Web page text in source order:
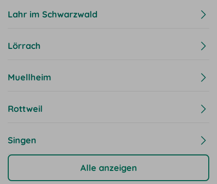
Lahr im Schwarzwald
Lörrach
Muellheim
Rottweil
Singen
Alle anzeigen